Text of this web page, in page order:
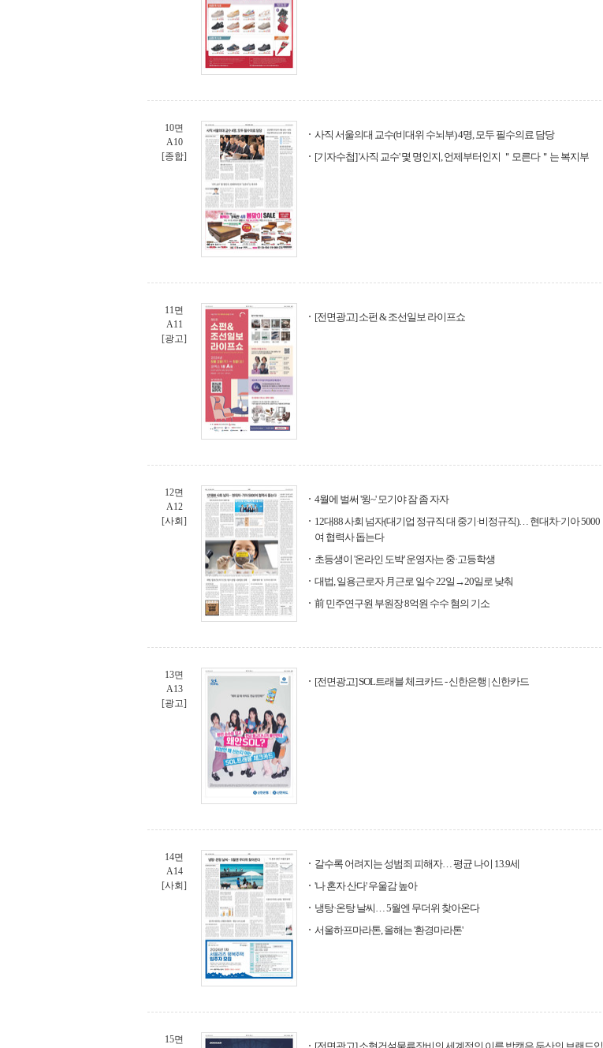
10면
A10
[종합]
사직 서울의대 교수(비대위 수뇌부) 4명, 모두 필수의료 담당
[기자수첩] '사직 교수' 몇 명인지, 언제부터인지 ＂모른다＂는 복지부
11면
A11
[광고]
[전면광고] 소펀 & 조선일보 라이프쇼
12면
A12
[사회]
4월에 벌써 '윙~' 모기야 잠 좀 자자
12대88 사회 넘자(대기업 정규직 대 중기·비정규직)… 현대차·기아 5000
여 협력사 돕는다
초등생이 '온라인 도박' 운영자는 중·고등학생
대법, 일용근로자 月근로 일수 22일→20일로 낮춰
前 민주연구원 부원장 8억원 수수 혐의 기소
13면
A13
[광고]
[전면광고] SOL트래블 체크카드 - 신한은행 | 신한카드
14면
A14
[사회]
갈수록 어려지는 성범죄 피해자… 평균 나이 13.9세
'나 혼자 산다' 우울감 높아
냉탕·온탕 날씨… 5월엔 무더위 찾아온다
서울하프마라톤, 올해는 '환경마라톤'
15면